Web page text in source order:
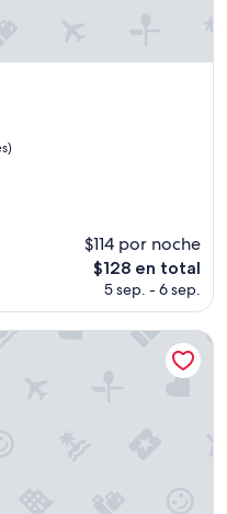
$114 por noche
El
precio
es
$128 en total
5 sep. - 6 sep.